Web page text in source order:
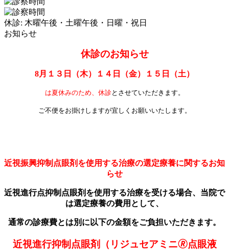
休診: 木曜午後・土曜午後・日曜・祝日
お知らせ
休診のお知らせ
8月１３日（木）１４日（金）１５日（土）
は夏休みのため、休診とさせていただきます。
ご不便をお掛けしますが宜しくお願いいたします。
近視振興抑制点眼剤を使用する治療の選定療養に関するお知
らせ
近視進行点抑制点眼剤を使用する治療を受ける場合、当院で
は選定療養の費用として、
通常の診療費とは別に以下の金額をご負担いただきます。
近視進行抑制点眼剤（リジュセアミニ🄬点眼液